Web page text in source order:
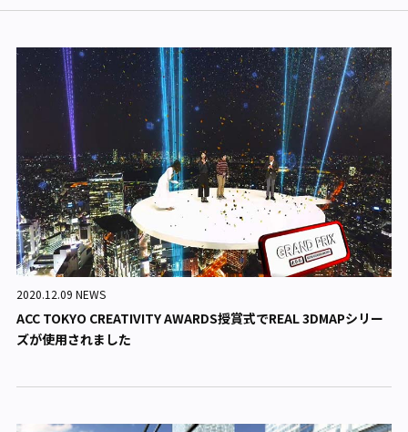
2020.12.09 NEWS
ACC TOKYO CREATIVITY AWARDS授賞式でREAL 3DMAPシリー
ズが使用されました